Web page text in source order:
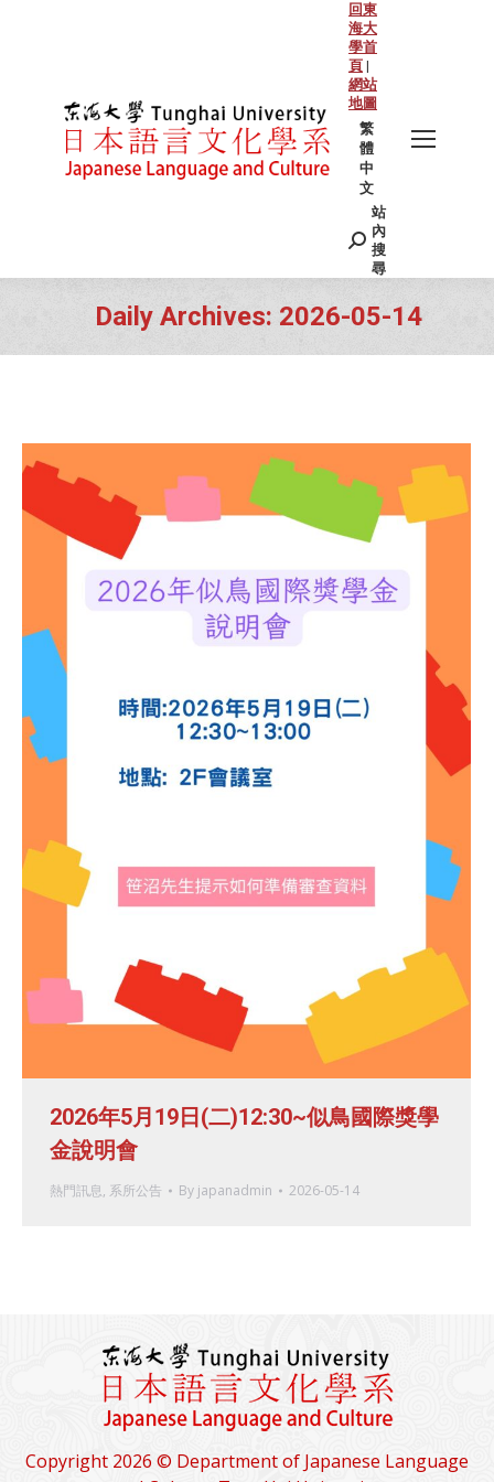
回東
海大
學首
頁 |
網站
地圖
繁
體
中
文
Search:
站
內
搜
尋
Daily Archives: 2026-05-14
You are here:
2026年5月19日(二)12:30~似鳥國際獎學
金說明會
熱門訊息, 系所公告 By japanadmin 2026-05-14
Copyright 2026 © Department of Japanese Language